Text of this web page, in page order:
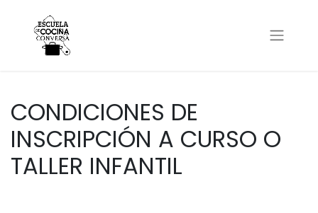
CONDICIONES DE
INSCRIPCIÓN A CURSO O
TALLER INFANTIL